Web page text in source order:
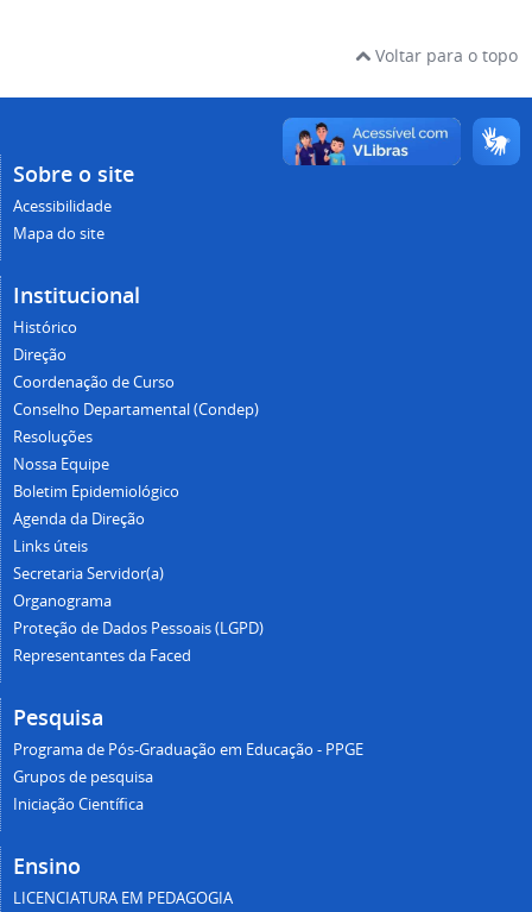
Voltar para o topo
Sobre o site
Acessibilidade
Mapa do site
Institucional
Histórico
Direção
Coordenação de Curso
Conselho Departamental (Condep)
Resoluções
Nossa Equipe
Boletim Epidemiológico
Agenda da Direção
Links úteis
Secretaria Servidor(a)
Organograma
Proteção de Dados Pessoais (LGPD)
Representantes da Faced
Pesquisa
Programa de Pós-Graduação em Educação - PPGE
Grupos de pesquisa
Iniciação Científica
Ensino
LICENCIATURA EM PEDAGOGIA